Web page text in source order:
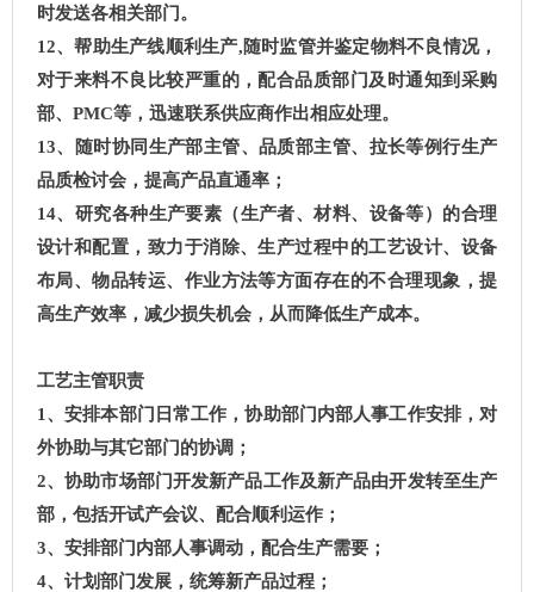
时发送各相关部门。
12、帮助生产线顺利生产,随时监管并鉴定物料不良情况，
对于来料不良比较严重的，配合品质部门及时通知到采购
部、 PMC等，迅速联系供应商作出相应处理。
13、随时协同生产部主管、品质部主管、拉长等例行生产
品质检讨会，提高产品直通率；
14、研究各种生产要素（生产者、材料、设备等）的合理
设计和配置，致力于消除、生产过程中的工艺设计、设备
布局、物品转运、作业方法等方面存在的不合理现象，提
高生产效率，减少损失机会，从而降低生产成本。
工艺主管职责
1 、安排本部门日常工作，协助部门内部人事工作安排，对
外协助与其它部门的协调；
2、协助市场部门开发新产品工作及新产品由开发转至生产
部，包括开试产会议、配合顺利运作；
3、安排部门内部人事调动，配合生产需要；
4、计划部门发展，统筹新产品过程；